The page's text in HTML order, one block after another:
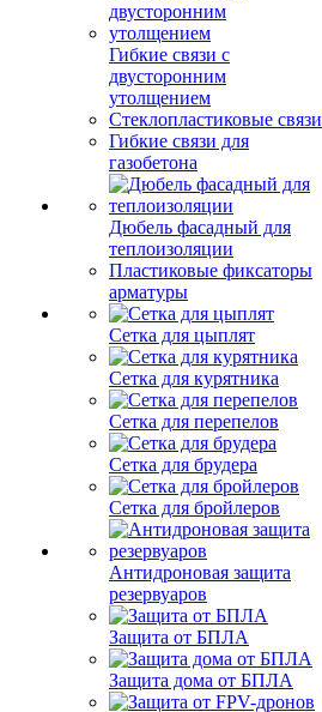
Гибкие связи с
двусторонним
утолщением
Стеклопластиковые связи
Гибкие связи для
газобетона
Дюбель фасадный для
теплоизоляции
Пластиковые фиксаторы
арматуры
Сетка для цыплят
Сетка для курятника
Сетка для перепелов
Сетка для брудера
Сетка для бройлеров
Антидроновая защита
резервуаров
Защита от БПЛА
Защита дома от БПЛА